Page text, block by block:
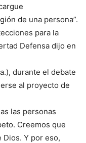
de una persona”.
para la
Defensa dijo en
durante el debate
al proyecto de
las personas
Creemos que
Dios. Y por eso,